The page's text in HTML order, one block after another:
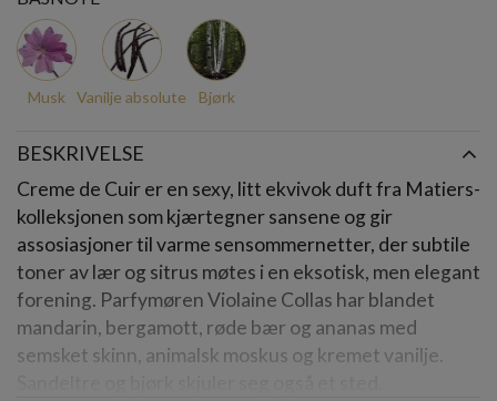
Musk Vanilje absolute Bjørk
BESKRIVELSE
Creme de Cuir er en sexy, litt ekvivok duft fra Matiers-
kolleksjonen som kjærtegner sansene og gir
assosiasjoner til varme sensommernetter, der subtile
toner av lær og sitrus møtes i en eksotisk, men elegant
forening. Parfymøren Violaine Collas har blandet
mandarin, bergamott, røde bær og ananas med
semsket skinn, animalsk moskus og kremet vanilje.